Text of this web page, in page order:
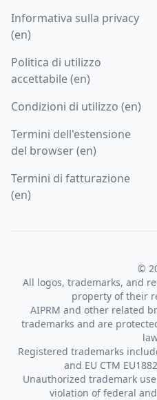
Informativa sulla privacy
(en)
Politica di utilizzo
accettabile (en)
Condizioni di utilizzo (en)
Termini dell'estensione
del browser (en)
Termini di fatturazione
(en)
©
All logos, trademarks, and
property of their
AIPRM and other related
trademarks and are
Registered trademarks
and EU CTM
Unauthorized trademark
violation of federal